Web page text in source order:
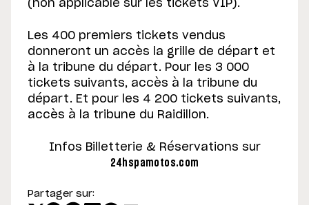
(non applicable sur les tickets VIP).
Les 400 premiers tickets vendus
donneront un accès la grille de départ et
à la tribune du départ. Pour les 3 000
tickets suivants, accès à la tribune du
départ. Et pour les 4 200 tickets suivants,
accès à la tribune du Raidillon.
Infos Billetterie & Réservations sur
24hspamotos.com
Partager sur: